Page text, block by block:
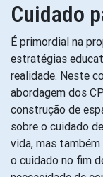
Cuidado
É primordial na
estratégias
realidade. Neste
abordagem dos
construção de
sobre o cuidado
vida, mas
o cuidado no fim